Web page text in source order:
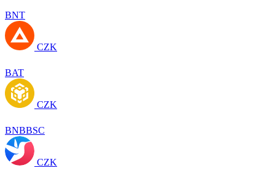
BNT
CZK
BAT
CZK
BNBBSC
CZK